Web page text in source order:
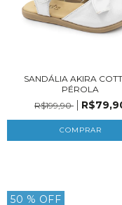
SANDÁLIA AKIRA
PÉROLA
R$199,90
COMPRAR
50 % OFF